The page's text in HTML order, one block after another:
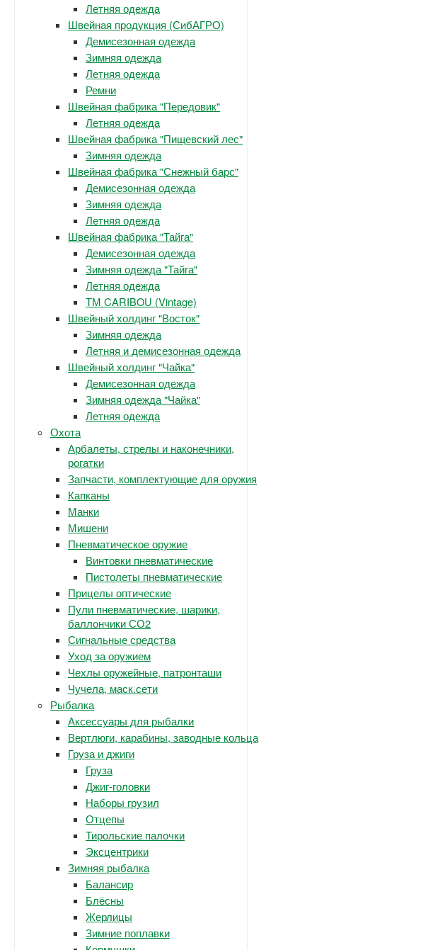
Летняя одежда
Швейная продукция (СибАГРО)
Демисезонная одежда
Зимняя одежда
Летняя одежда
Ремни
Швейная фабрика "Передовик"
Летняя одежда
Швейная фабрика "Пищевский лес"
Зимняя одежда
Швейная фабрика "Снежный барс"
Демисезонная одежда
Зимняя одежда
Летняя одежда
Швейная фабрика "Тайга"
Демисезонная одежда
Зимняя одежда "Тайга"
Летняя одежда
ТМ CARIBOU (Vintage)
Швейный холдинг "Восток"
Зимняя одежда
Летняя и демисезонная одежда
Швейный холдинг "Чайка"
Демисезонная одежда
Зимняя одежда "Чайка"
Летняя одежда
Охота
Арбалеты, стрелы и наконечники,
рогатки
Запчасти, комплектующие для оружия
Капканы
Манки
Мишени
Пневматическое оружие
Винтовки пневматические
Пистолеты пневматические
Прицелы оптические
Пули пневматические, шарики,
баллончики СО2
Сигнальные средства
Уход за оружием
Чехлы оружейные, патронташи
Чучела, маск.сети
Рыбалка
Аксессуары для рыбалки
Вертлюги, карабины, заводные кольца
Груза и джиги
Груза
Джиг-головки
Наборы грузил
Отцепы
Тирольские палочки
Эксцентрики
Зимняя рыбалка
Балансир
Блёсны
Жерлицы
Зимние поплавки